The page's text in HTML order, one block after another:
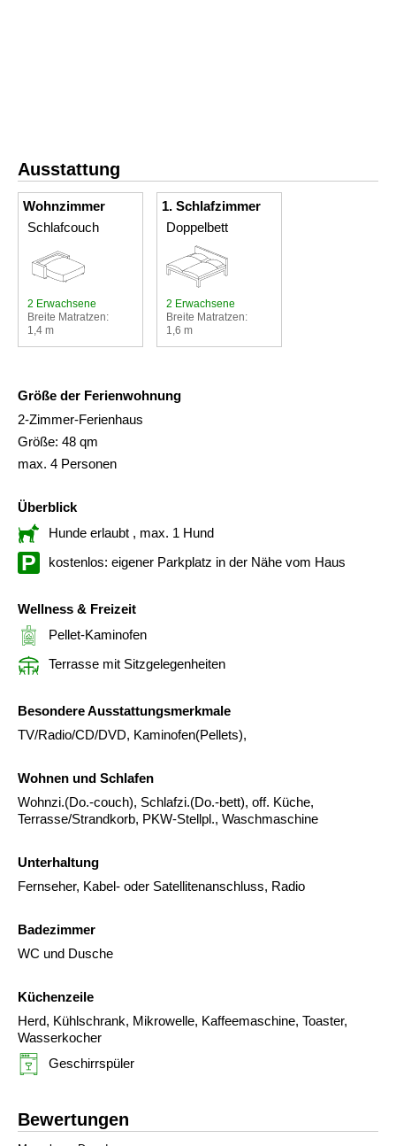
Ausstattung
Wohnzimmer
Schlafcouch
2 Erwachsene
Breite Matratzen:
1,4 m
1. Schlafzimmer
Doppelbett
2 Erwachsene
Breite Matratzen:
1,6 m
Größe der Ferienwohnung
2-Zimmer-Ferienhaus
Größe: 48 qm
max. 4 Personen
Überblick
Hunde erlaubt , max. 1 Hund
kostenlos: eigener Parkplatz in der Nähe vom Haus
Wellness & Freizeit
Pellet-Kaminofen
Terrasse mit Sitzgelegenheiten
Besondere Ausstattungsmerkmale
TV/Radio/CD/DVD, Kaminofen(Pellets),
Wohnen und Schlafen
Wohnzi.(Do.-couch), Schlafzi.(Do.-bett), off. Küche,
Terrasse/Strandkorb, PKW-Stellpl., Waschmaschine
Unterhaltung
Fernseher, Kabel- oder Satellitenanschluss, Radio
Badezimmer
WC und Dusche
Küchenzeile
Herd, Kühlschrank, Mikrowelle, Kaffeemaschine, Toaster,
Wasserkocher
Geschirrspüler
Bewertungen